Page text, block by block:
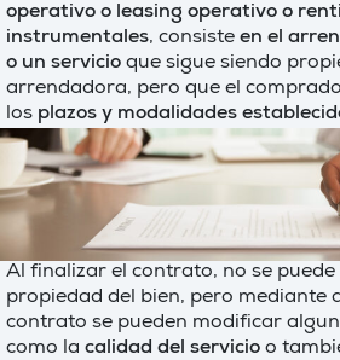
operativo o leasing operativo o
instrumentales, consiste en el
o un servicio que sigue siendo
arrendadora, pero que el
los plazos y modalidades
Al finalizar el contrato, no se
propiedad del bien, pero mediante
contrato se pueden modificar
como la calidad del servicio o